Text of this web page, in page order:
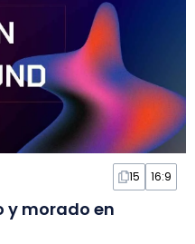
15 16:9
y morado en